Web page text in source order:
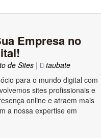
Empresa no
de Sites |
taubate
para o mundo digital com
sites profissionais e
online e atraem mais
a nossa expertise em